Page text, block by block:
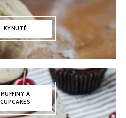
KYNUTÉ
MUFFINY A
CUPCAKES